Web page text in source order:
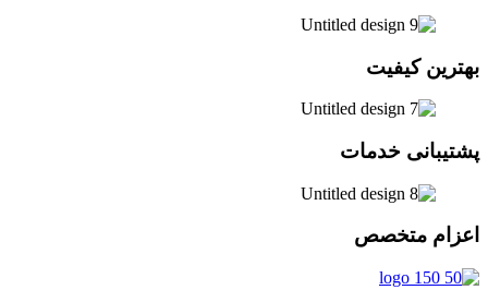
بهترین کیفیت
پشتیبانی خدمات
اعزام متخصص